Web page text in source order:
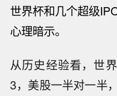
世界杯和几个超级
心理暗示。
从历史经验看，世
3，美股一半对一半